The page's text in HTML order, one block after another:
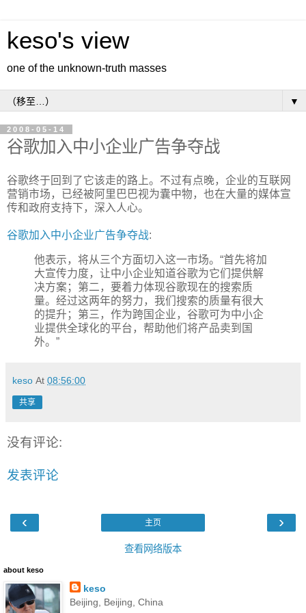
keso's view
one of the unknown-truth masses
▼
2008-05-14
谷歌加入中小企业广告争夺战
谷歌终于回到了它该走的路上。不过有点晚，企业的互联网
营销市场，已经被阿里巴巴视为囊中物，也在大量的媒体宣
传和政府支持下，深入人心。
谷歌加入中小企业广告争夺战:
他表示，将从三个方面切入这一市场。“首先将加
大宣传力度，让中小企业知道谷歌为它们提供解
决方案；第二，要着力体现谷歌现在的搜索质
量。经过这两年的努力，我们搜索的质量有很大
的提升；第三，作为跨国企业，谷歌可为中小企
业提供全球化的平台，帮助他们将产品卖到国
外。”
keso At 08:56:00
共享
没有评论:
发表评论
‹ ›
主页
查看网络版本
about keso
keso
Beijing, Beijing, China